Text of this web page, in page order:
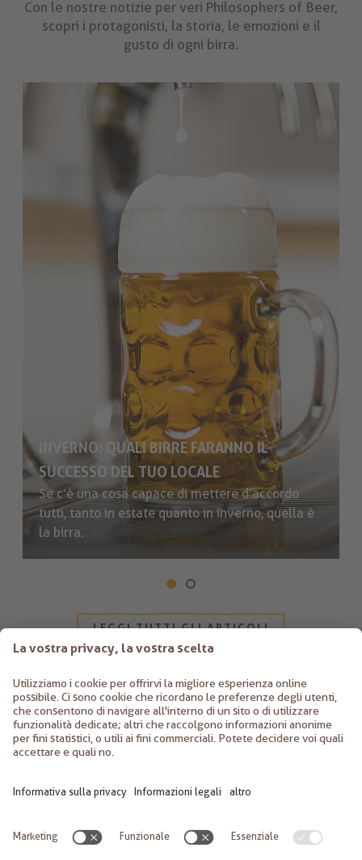
Con le nostre notizie per veri Philosophers of Beer,
scopri i protagonisti, la storia, le emozioni e il
gusto di ogni birra.
INVERNO: QUALI BIRRE FARANNO IL
SUCCESSO DEL TUO LOCALE
Se c’è una cosa capace di mettere d’accordo
tutti, tanto in estate quanto in inverno, quella è
la birra.
LEGGI TUTTI GLI ARTICOLI
K. KIEM S.R.L.
39011 Lana
Italia
info@birreKIEM.com